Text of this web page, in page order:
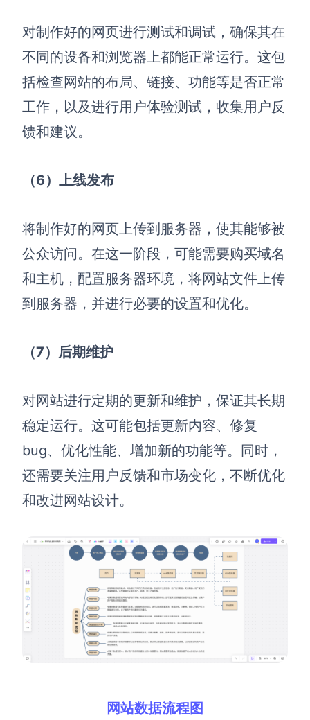
AI生成波特五力模型
AI生成4P营销理论模型
AI生成竞品分析
AI生成Grow模型
AI对话
AI生成简历
模板社区
企业服务
满足企业级团队协作和管理需求
帮助中心
知识分享社区
探索创意灵感与高效协作技巧
对制作好的网页进行测试和调试，确保其在
不同的设备和浏览器上都能正常运行。这包
括检查网站的布局、链接、功能等是否正常
工作，以及进行用户体验测试，收集用户反
馈和建议。
（6）上线发布
将制作好的网页上传到服务器，使其能够被
公众访问。在这一阶段，可能需要购买域名
和主机，配置服务器环境，将网站文件上传
到服务器，并进行必要的设置和优化。
（7）后期维护
对网站进行定期的更新和维护，保证其长期
稳定运行。这可能包括更新内容、修复
bug、优化性能、增加新的功能等。同时，
还需要关注用户反馈和市场变化，不断优化
和改进网站设计。
网站数据流程图